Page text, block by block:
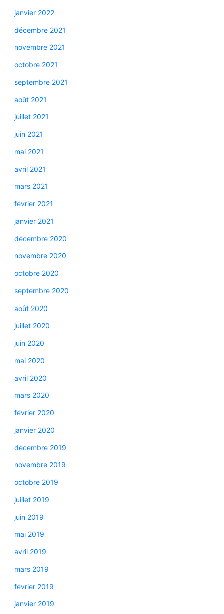
janvier 2022
décembre 2021
novembre 2021
octobre 2021
septembre 2021
août 2021
juillet 2021
juin 2021
mai 2021
avril 2021
mars 2021
février 2021
janvier 2021
décembre 2020
novembre 2020
octobre 2020
septembre 2020
août 2020
juillet 2020
juin 2020
mai 2020
avril 2020
mars 2020
février 2020
janvier 2020
décembre 2019
novembre 2019
octobre 2019
juillet 2019
juin 2019
mai 2019
avril 2019
mars 2019
février 2019
janvier 2019